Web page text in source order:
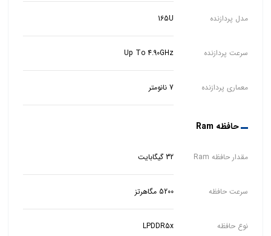
مدل پردازنده 165U
سرعت پردازنده Up To 4.90GHz
معماری پردازنده 7 نانومتر
حافظه Ram
مقدار حافظه Ram 32 گیگابایت
سرعت حافظه 5200 مگاهرتز
نوع حافظه LPDDR5x